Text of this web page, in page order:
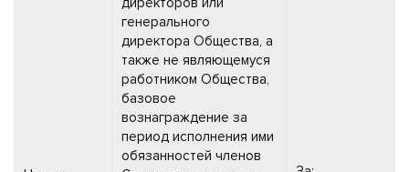
генерального
директора Общества, а
также не являющемуся
работником Общества,
базовое
вознаграждение за
период исполнения ими
обязанностей членов